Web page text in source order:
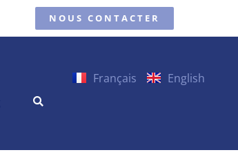
NOUS CONTACTER
Français English